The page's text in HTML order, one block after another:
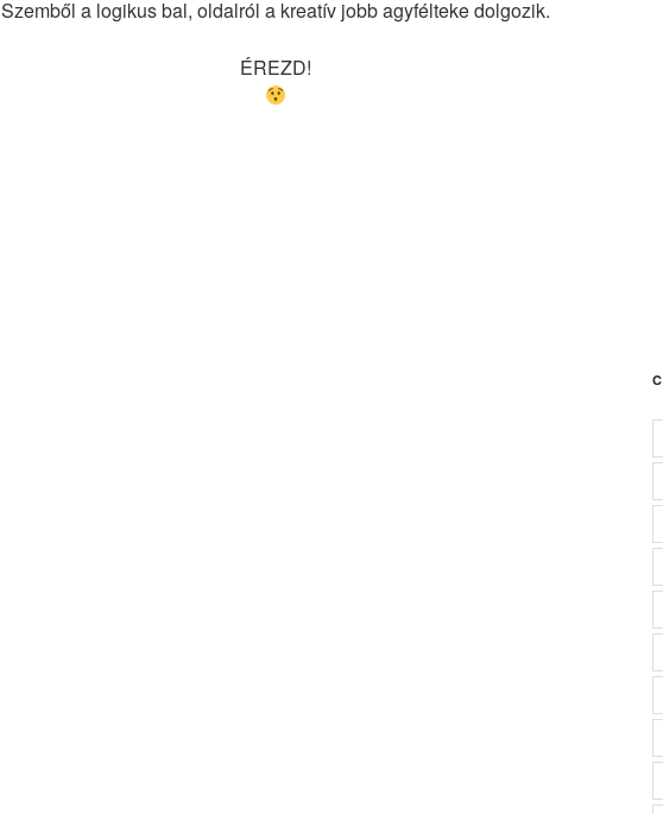
Szemből a logikus bal, oldalról a kreatív jobb agyfélteke dolgozik.
ÉREZD!